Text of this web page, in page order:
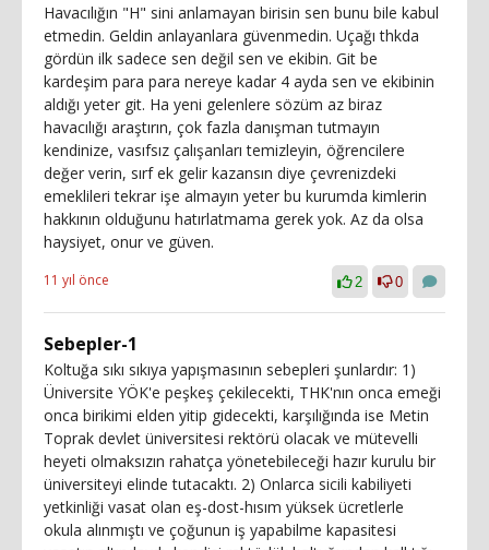
Havacılığın "H" sini anlamayan birisin sen bunu bile kabul
etmedin. Geldin anlayanlara güvenmedin. Uçağı thkda
gördün ilk sadece sen değil sen ve ekibin. Git be
kardeşim para para nereye kadar 4 ayda sen ve ekibinin
aldığı yeter git. Ha yeni gelenlere sözüm az biraz
havacılığı araştırın, çok fazla danışman tutmayın
kendinize, vasıfsız çalışanları temizleyin, öğrencilere
değer verin, sırf ek gelir kazansın diye çevrenizdeki
emeklileri tekrar işe almayın yeter bu kurumda kimlerin
hakkının olduğunu hatırlatmama gerek yok. Az da olsa
haysiyet, onur ve güven.
11 yıl önce 2 0
Sebepler-1
Koltuğa sıkı sıkıya yapışmasının sebepleri şunlardır: 1)
Üniversite YÖK'e peşkeş çekilecekti, THK'nın onca emeği
onca birikimi elden yitip gidecekti, karşılığında ise Metin
Toprak devlet üniversitesi rektörü olacak ve mütevelli
heyeti olmaksızın rahatça yönetebileceği hazır kurulu bir
üniversiteyi elinde tutacaktı. 2) Onlarca sicili kabiliyeti
yetkinliği vasat olan eş-dost-hısım yüksek ücretlerle
okula alınmıştı ve çoğunun iş yapabilme kapasitesi